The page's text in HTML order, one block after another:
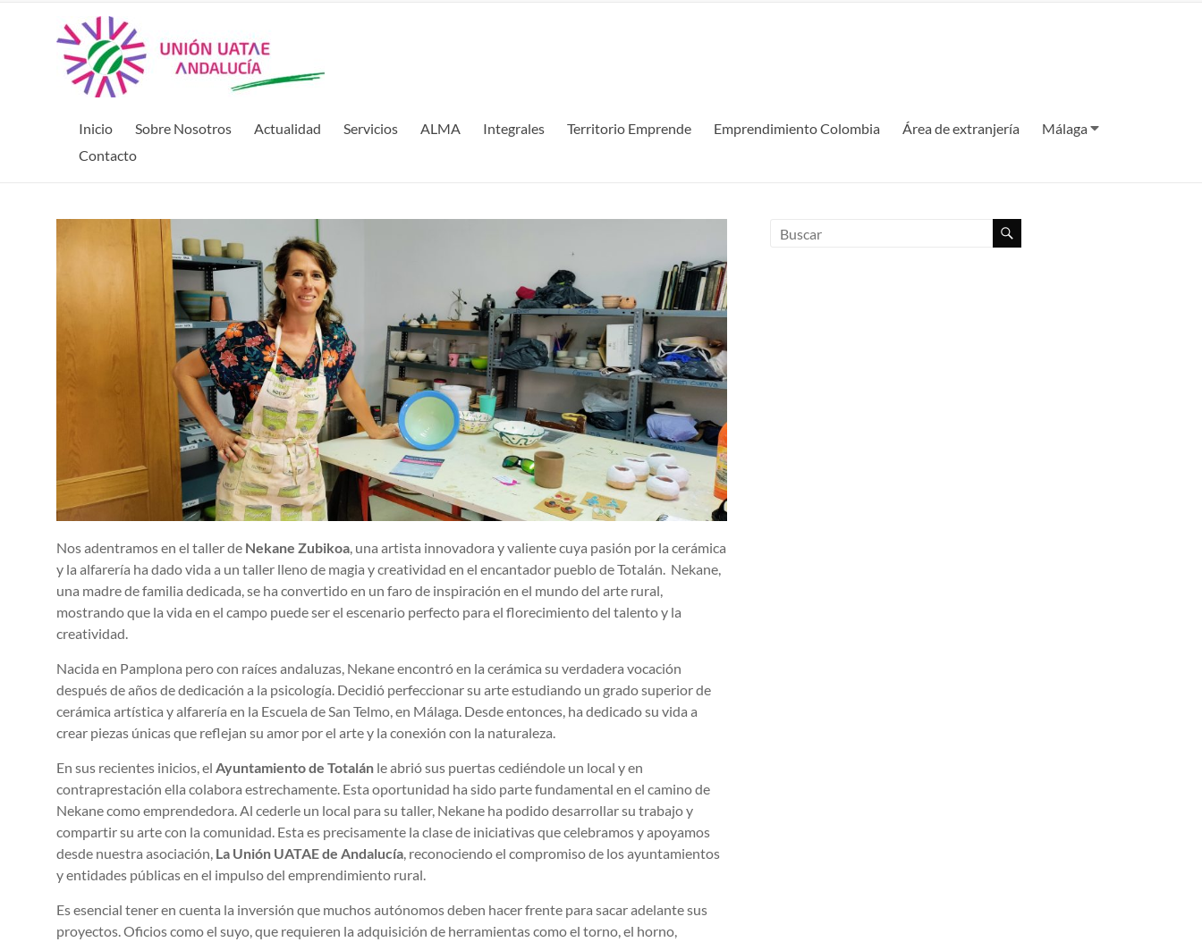
Inicio Sobre Nosotros Actualidad Servicios ALMA Integrales Territorio Emprende Emprendimiento Colombia Área de extranjería
Málaga
Contacto
Nos adentramos en el taller de Nekane Zubikoa , una artista innovadora y valiente cuya pasión por la cerámica
y la alfarería ha dado vida a un taller lleno de magia y creatividad en el encantador pueblo de Totalán. Nekane,
una madre de familia dedicada, se ha convertido en un faro de inspiración en el mundo del arte rural,
mostrando que la vida en el campo puede ser el escenario perfecto para el florecimiento del talento y la
creatividad.
Nacida en Pamplona pero con raíces andaluzas, Nekane encontró en la cerámica su verdadera vocación
después de años de dedicación a la psicología. Decidió perfeccionar su arte estudiando un grado superior de
cerámica artística y alfarería en la Escuela de San Telmo, en Málaga. Desde entonces, ha dedicado su vida a
crear piezas únicas que reflejan su amor por el arte y la conexión con la naturaleza.
En sus recientes inicios, el Ayuntamiento de Totalán le abrió sus puertas cediéndole un local y en
contraprestación ella colabora estrechamente. Esta oportunidad ha sido parte fundamental en el camino de
Nekane como emprendedora. Al cederle un local para su taller, Nekane ha podido desarrollar su trabajo y
compartir su arte con la comunidad. Esta es precisamente la clase de iniciativas que celebramos y apoyamos
desde nuestra asociación, La Unión UATAE de Andalucía , reconociendo el compromiso de los ayuntamientos
y entidades públicas en el impulso del emprendimiento rural.
Es esencial tener en cuenta la inversión que muchos autónomos deben hacer frente para sacar adelante sus
proyectos. Oficios como el suyo, que requieren la adquisición de herramientas como el torno, el horno,